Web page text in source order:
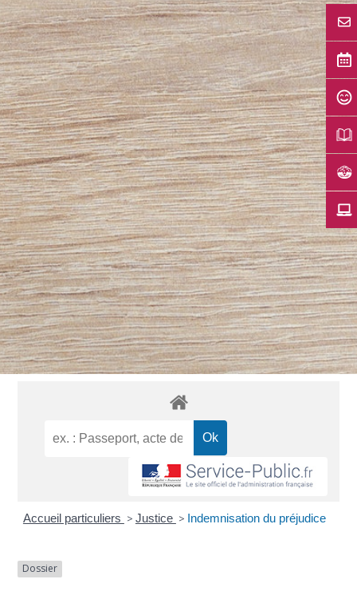
Accueil particuliers > Justice > Indemnisation du préjudice
Dossier